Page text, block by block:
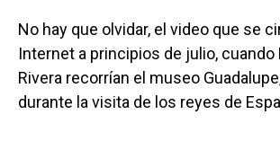
No hay que olvidar, el video que se
Internet a principios de julio, cuando
Rivera recorrían el museo
durante la visita de los reyes de